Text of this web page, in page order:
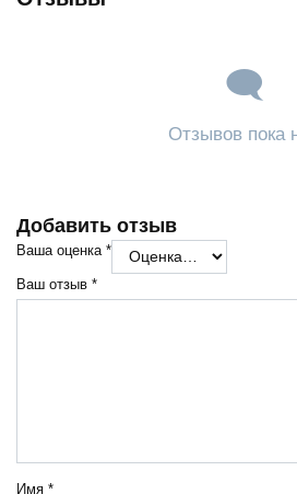
Отзывов пока
Добавить отзыв
Ваша оценка *
Ваш отзыв *
Имя *